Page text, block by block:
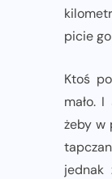
picie
Ktoś
mało.
żeby w
jednak